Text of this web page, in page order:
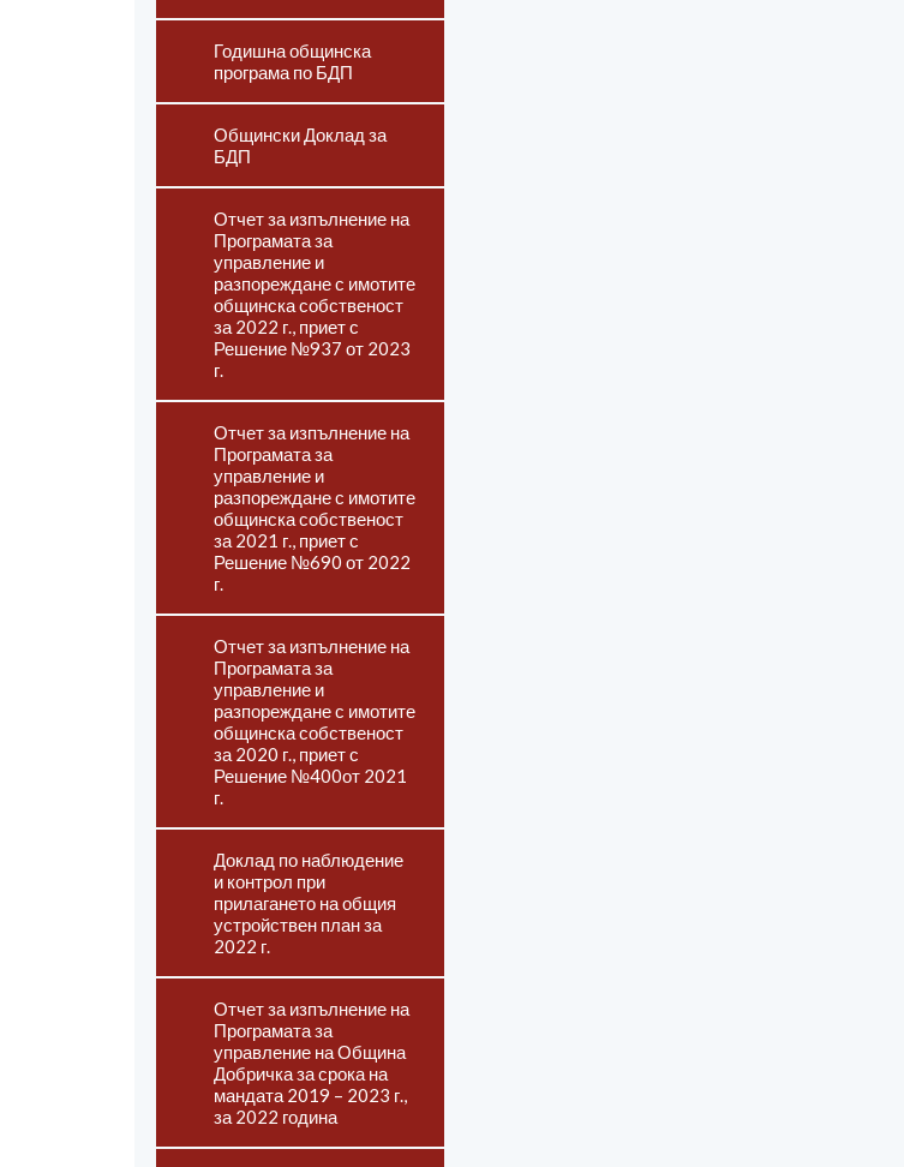
Годишна общинска
програма по БДП
Общински Доклад за
БДП
Отчет за изпълнение на
Програмата за
управление и
разпореждане с имотите
общинска собственост
за 2022 г., приет с
Решение №937 от 2023
г.
Отчет за изпълнение на
Програмата за
управление и
разпореждане с имотите
общинска собственост
за 2021 г., приет с
Решение №690 от 2022
г.
Отчет за изпълнение на
Програмата за
управление и
разпореждане с имотите
общинска собственост
за 2020 г., приет с
Решение №400от 2021
г.
Доклад по наблюдение
и контрол при
прилагането на общия
устройствен план за
2022 г.
Отчет за изпълнение на
Програмата за
управление на Община
Добричка за срока на
мандата 2019 – 2023 г.,
за 2022 година